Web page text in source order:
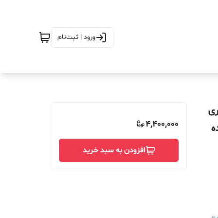
ورود | ثبت‌نام
توری
4,400,000
افزودن به سبد خرید